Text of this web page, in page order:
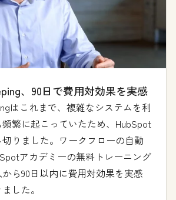
、90日で費用対効果を実感
はこれまで、複雑なシステムを利
繁に起こっていたため、HubSpot
りました。ワークフローの自動
アカデミーの無料トレーニング
ら90日以内に費用対効果を実感
した。